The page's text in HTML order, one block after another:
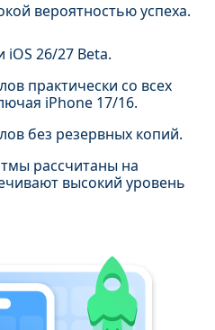
вероятностью успеха.
iOS 26/27 Beta.
практически со всех
iPhone 17/16.
без резервных копий.
рассчитаны на
высокий уровень